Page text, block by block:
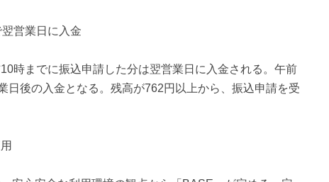
営業日に入金
時までに振込申請した分は翌営業日に入金される。午前
日後の入金となる。残高が762円以上から、振込申請を受